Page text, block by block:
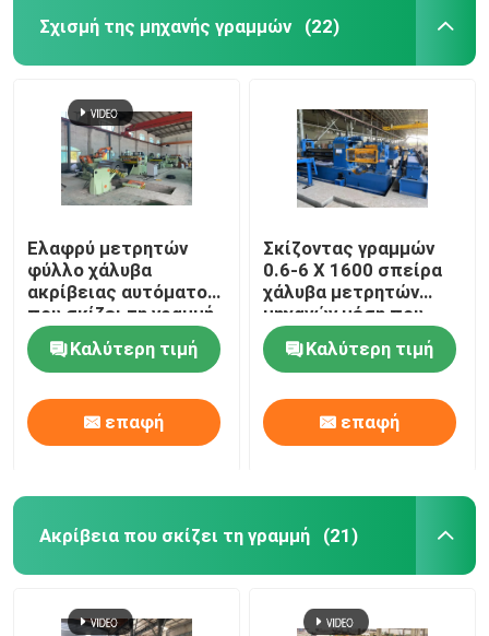
Σχισμή της μηχανής γραμμών (22)
Ελαφρύ μετρητών
φύλλο χάλυβα
ακρίβειας αυτόματο
που σκίζει τη γραμμή
0.3-3 X 1300
Καλύτερη τιμή
επαφή
Σκίζοντας γραμμών
0.6-6 X 1600 σπείρα
χάλυβα μετρητών
μηχανών μέση που
σκίζει τη γραμμή
Καλύτερη τιμή
επαφή
Ακρίβεια που σκίζει τη γραμμή (21)